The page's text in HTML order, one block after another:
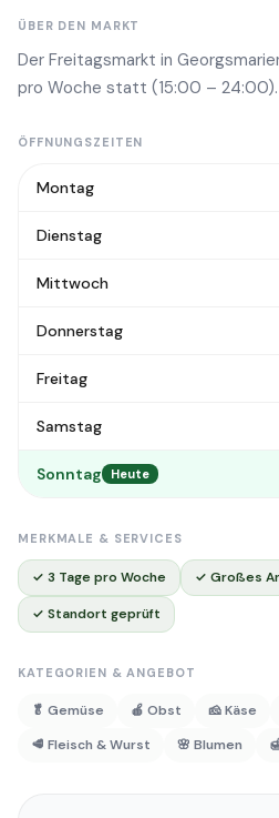
ÜBER DEN MARKT
Der Freitagsmarkt in
pro Woche statt (15:00 – 24:00).
ÖFFNUNGSZEITEN
Montag
Dienstag
Mittwoch
Donnerstag
Freitag
Samstag
Sonntag Heute
MERKMALE & SERVICES
✓ 3 Tage pro Woche ✓ Großes
✓ Standort geprüft
KATEGORIEN & ANGEBOT
🥬 Gemüse 🍎 Obst 🧀 Käse
🥩 Fleisch & Wurst
🌸 Blumen